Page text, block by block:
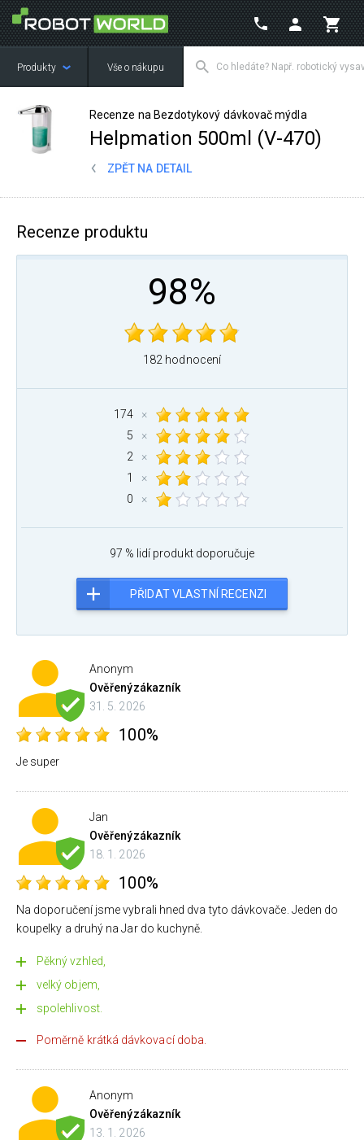
Produkty Vše o nákupu
Recenze na Bezdotykový dávkovač mýdla
Helpmation 500ml (V-470)
ZPĚT NA DETAIL
Recenze produktu
98%
182 hodnocení
174
×
5
×
2
×
1
×
0
×
97 % lidí produkt doporučuje
PŘIDAT VLASTNÍ RECENZI
Anonym
Ověřenýzákazník
31. 5. 2026
100%
Je super
Jan
Ověřenýzákazník
18. 1. 2026
100%
Na doporučení jsme vybrali hned dva tyto dávkovače. Jeden do
koupelky a druhý na Jar do kuchyně.
Pěkný vzhled,
velký objem,
spolehlivost.
Poměrně krátká dávkovací doba.
Anonym
Ověřenýzákazník
13. 1. 2026